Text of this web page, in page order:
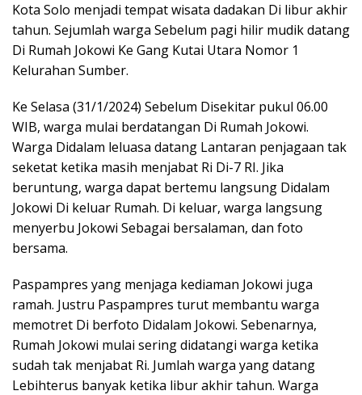
Kota Solo menjadi tempat wisata dadakan Di libur akhir
tahun. Sejumlah warga Sebelum pagi hilir mudik datang
Di Rumah Jokowi Ke Gang Kutai Utara Nomor 1
Kelurahan Sumber.
Ke Selasa (31/1/2024) Sebelum Disekitar pukul 06.00
WIB, warga mulai berdatangan Di Rumah Jokowi.
Warga Didalam leluasa datang Lantaran penjagaan tak
seketat ketika masih menjabat Ri Di-7 RI. Jika
beruntung, warga dapat bertemu langsung Didalam
Jokowi Di keluar Rumah. Di keluar, warga langsung
menyerbu Jokowi Sebagai bersalaman, dan foto
bersama.
Paspampres yang menjaga kediaman Jokowi juga
ramah. Justru Paspampres turut membantu warga
memotret Di berfoto Didalam Jokowi. Sebenarnya,
Rumah Jokowi mulai sering didatangi warga ketika
sudah tak menjabat Ri. Jumlah warga yang datang
Lebihterus banyak ketika libur akhir tahun. Warga